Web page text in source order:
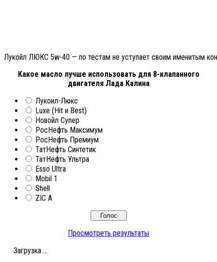
Лукойл ЛЮКС 5w-40 — по тестам не уступает своим именитым
Какое масло лучше использовать для 8-клапанного
двигателя Лада Калина
Лукоил-Люкс
Luxe (Hit и Best)
Новойл Супер
РосНефть Максимум
РосНефть Премиум
ТатНефть Синтетик
ТатНефть Ультра
Esso Ultra
Mobil 1
Shell
ZIC A
Просмотреть результаты
Загрузка ...